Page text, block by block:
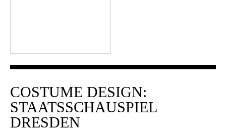
COSTUME DESIGN:
STAATSSCHAUSPIEL
DRESDEN